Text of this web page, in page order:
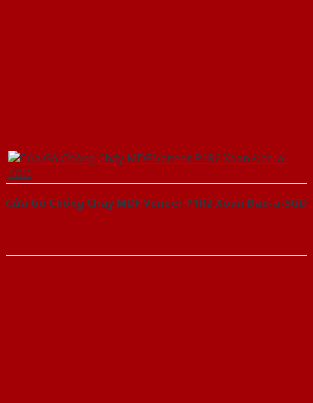
Cửa Gỗ Chống Cháy MDF Veneer P1R2 Xoan Đào-a-SGD